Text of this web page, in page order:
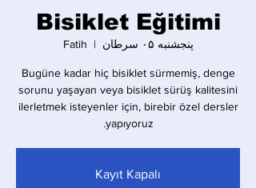
Bisiklet Eğitimi
پنجشنبه ۰۵ سرطان
  |
Fatih
Bugüne kadar hiç bisiklet sürmemiş, denge
sorunu yaşayan veya bisiklet sürüş kalitesini
ilerletmek isteyenler için, birebir özel dersler
yapıyoruz.
Kayıt Kapalı